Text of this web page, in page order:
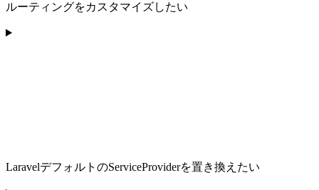
ルーティングをカスタマイズしたい
LaravelデフォルトのServiceProviderを置き換えたい